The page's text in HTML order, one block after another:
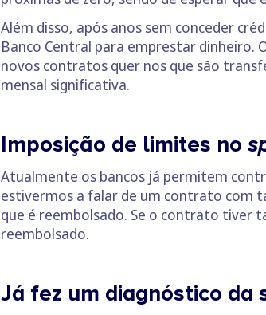
Além disso, após anos sem conceder
Banco Central para emprestar dinheiro.
novos contratos quer nos que são
mensal significativa.
Imposição de limites no
Atualmente os bancos já permitem
estivermos a falar de um contrato com
que é reembolsado. Se o contrato tiver
reembolsado.
Já fez um diagnóstico da